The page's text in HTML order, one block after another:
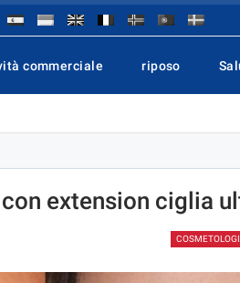
commerciale riposo
extension ciglia